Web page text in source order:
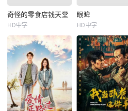
奇怪的零食店钱天堂
HD中字
眼眸
HD中字